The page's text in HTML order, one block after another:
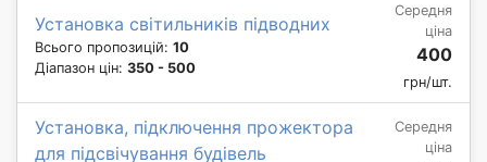
Установка світильників підводних
Всього пропозицій: 10
Діапазон цін: 350 - 500
Середня
ціна
400
грн/шт.
Установка, підключення прожектора
для підсвічування будівель
Середня
ціна